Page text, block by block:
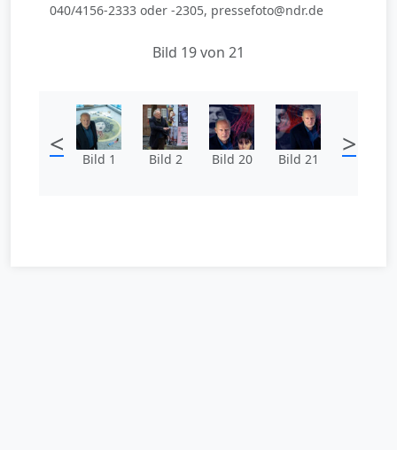
040/4156-2333 oder -2305, pressefoto@ndr.de
Bild 19 von 21
< Bild 1 Bild 2 Bild 20 Bild 21 >